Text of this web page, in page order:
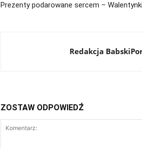
Prezenty podarowane sercem – Walentynki
Redakcja
ZOSTAW ODPOWIEDŹ